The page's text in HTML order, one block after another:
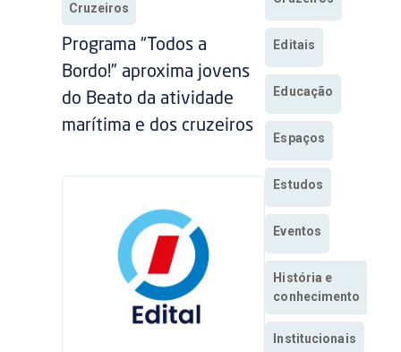
Cruzeiros
Programa “Todos a
Bordo!” aproxima jovens
do Beato da atividade
marítima e dos cruzeiros
Editais
Educação
Espaços
Estudos
Eventos
História e
conhecimento
Institucionais